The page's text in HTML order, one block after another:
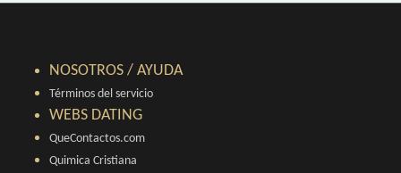
NOSOTROS / AYUDA
Términos del servicio
WEBS DATING
QueContactos.com
Quimica Cristiana